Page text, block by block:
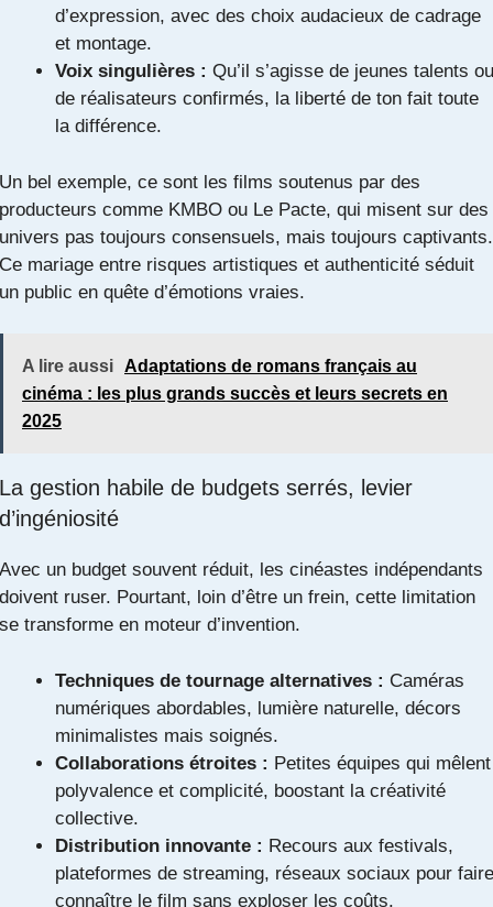
d’expression, avec des choix audacieux de cadrage
et montage.
Voix singulières : Qu’il s’agisse de jeunes talents ou
de réalisateurs confirmés, la liberté de ton fait toute
la différence.
Un bel exemple, ce sont les films soutenus par des
producteurs comme KMBO ou Le Pacte, qui misent sur des
univers pas toujours consensuels, mais toujours captivants.
Ce mariage entre risques artistiques et authenticité séduit
un public en quête d’émotions vraies.
A lire aussi
Adaptations de romans français au
cinéma : les plus grands succès et leurs secrets en
2025
La gestion habile de budgets serrés, levier
d’ingéniosité
Avec un budget souvent réduit, les cinéastes indépendants
doivent ruser. Pourtant, loin d’être un frein, cette limitation
se transforme en moteur d’invention.
Techniques de tournage alternatives : Caméras
numériques abordables, lumière naturelle, décors
minimalistes mais soignés.
Collaborations étroites : Petites équipes qui mêlent
polyvalence et complicité, boostant la créativité
collective.
Distribution innovante : Recours aux festivals,
plateformes de streaming, réseaux sociaux pour faire
connaître le film sans exploser les coûts.